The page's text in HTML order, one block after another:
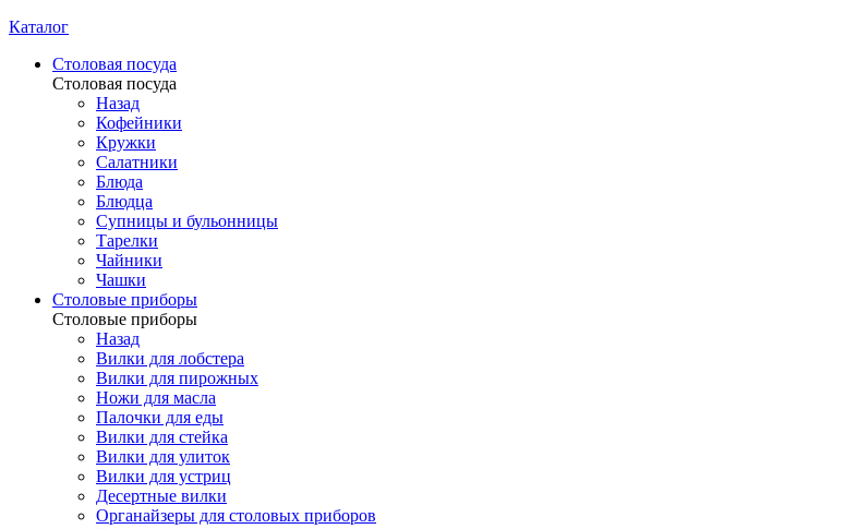
Каталог
Столовая посуда
Столовая посуда
Назад
Кофейники
Кружки
Салатники
Блюда
Блюдца
Супницы и бульонницы
Тарелки
Чайники
Чашки
Cтоловые приборы
Cтоловые приборы
Назад
Вилки для лобстера
Вилки для пирожных
Ножи для масла
Палочки для еды
Вилки для стейка
Вилки для улиток
Вилки для устриц
Десертные вилки
Органайзеры для столовых приборов